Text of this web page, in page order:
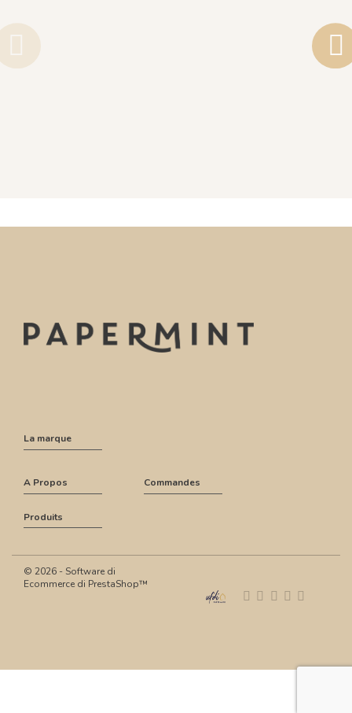
La marque
A Propos Commandes
Produits
© 2026 - Software di
Ecommerce di PrestaShop™